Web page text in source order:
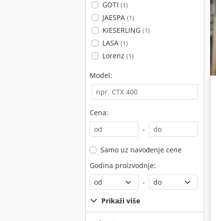
GOTI (1)
JAESPA (1)
KIESERLING (1)
LASA (1)
Lorenz (1)
Model:
Cena:
-
Samo uz navođenje cene
Godina proizvodnje:
-
Prikaži više